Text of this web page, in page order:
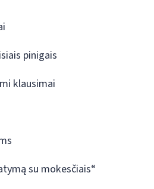
pinigais
klausimai
su mokesčiais“